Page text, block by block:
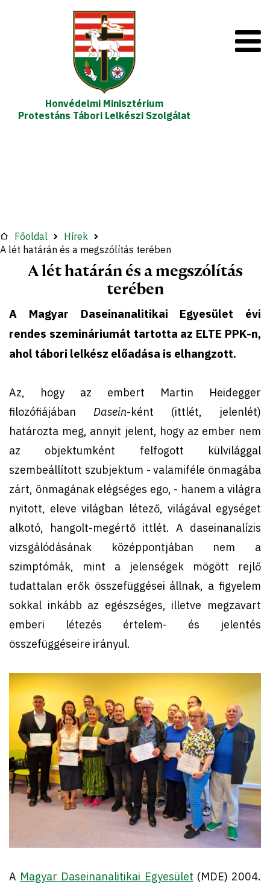
Honvédelmi Minisztérium
Protestáns Tábori Lelkészi Szolgálat
Főoldal
Hírek
A lét határán és a megszólítás terében
A lét határán és a megszólítás
terében
A Magyar Daseinanalitikai Egyesület évi
rendes szemináriumát tartotta az ELTE PPK-n,
ahol tábori lelkész előadása is elhangzott.
Az, hogy az embert Martin Heidegger
filozófiájában Dasein-ként (ittlét, jelenlét)
határozta meg, annyit jelent, hogy az ember nem
az objektumként felfogott külvilággal
szembeállított szubjektum - valamiféle önmagába
zárt, önmagának elégséges ego, - hanem a világra
nyitott, eleve világban létező, világával egységet
alkotó, hangolt-megértő ittlét. A daseinanalízis
vizsgálódásának középpontjában nem a
szimptómák, mint a jelenségek mögött rejlő
tudattalan erők összefüggései állnak, a figyelem
sokkal inkább az egészséges, illetve megzavart
emberi létezés értelem- és jelentés
összefüggéseire irányul.
A Magyar Daseinanalitikai Egyesület (MDE) 2004.